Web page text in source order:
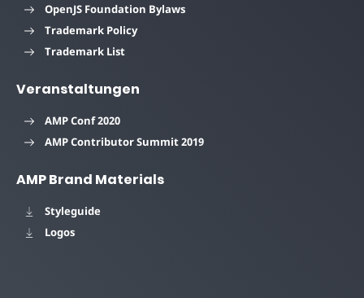
OpenJS Foundation Bylaws
Trademark Policy
Trademark List
Veranstaltungen
AMP Conf 2020
AMP Contributor Summit 2019
AMP Brand Materials
Styleguide
Logos